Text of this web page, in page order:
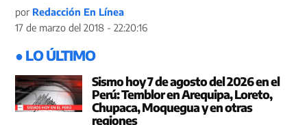
por Redacción En Línea
17 de marzo del 2018 - 22:20:16
● LO ÚLTIMO
Sismo hoy 7 de agosto del 2026 en el
Perú: Temblor en Arequipa, Loreto,
Chupaca, Moquegua y en otras
regiones